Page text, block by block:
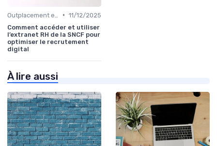
• 11/12/2025
Comment accéder et utiliser
l’extranet RH de la SNCF pour
optimiser le recrutement
digital
À lire aussi